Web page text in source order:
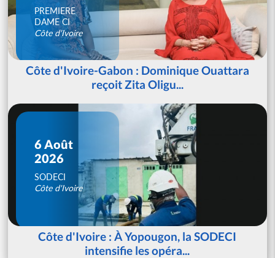
PREMIERE
DAME CI
Côte d'Ivoire
Côte d'Ivoire-Gabon : Dominique Ouattara
reçoit Zita Oligu...
6 Août
2026
SODECI
Côte d'Ivoire
Côte d'Ivoire : À Yopougon, la SODECI
intensifie les opéra...